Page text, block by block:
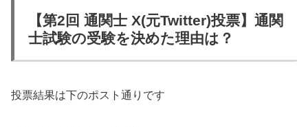
【第2回 通関士 X(元Twitter)投票】通関
士試験の受験を決めた理由は？
投票結果は下のポスト通りです